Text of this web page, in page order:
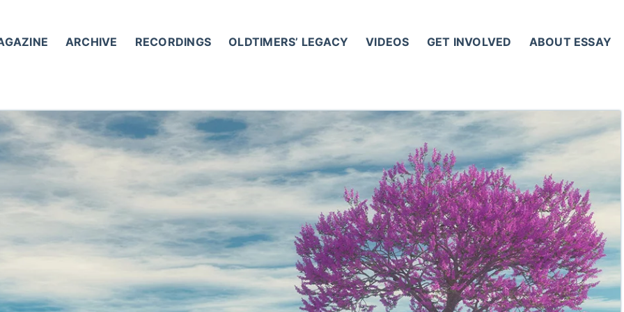
ARCHIVE RECORDINGS OLDTIMERS’ LEGACY VIDEOS GET INVOLVED ABOUT ESSAY